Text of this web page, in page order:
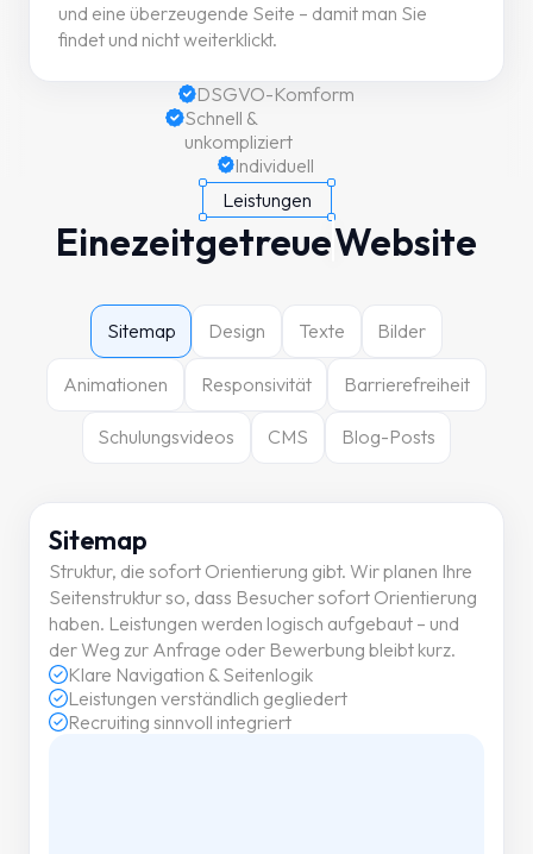
und eine überzeugende Seite – damit man Sie
findet und nicht weiterklickt.
DSGVO-Komform
Schnell &
unkompliziert
Individuell
Leistungen
EinezeitgetreueWebsite
Sitemap Design Texte Bilder
Animationen Responsivität Barrierefreiheit
Schulungsvideos CMS Blog-Posts
Sitemap
Struktur, die sofort Orientierung gibt. Wir planen Ihre
Seitenstruktur so, dass Besucher sofort Orientierung
haben. Leistungen werden logisch aufgebaut – und
der Weg zur Anfrage oder Bewerbung bleibt kurz.
Klare Navigation & Seitenlogik
Leistungen verständlich gegliedert
Recruiting sinnvoll integriert